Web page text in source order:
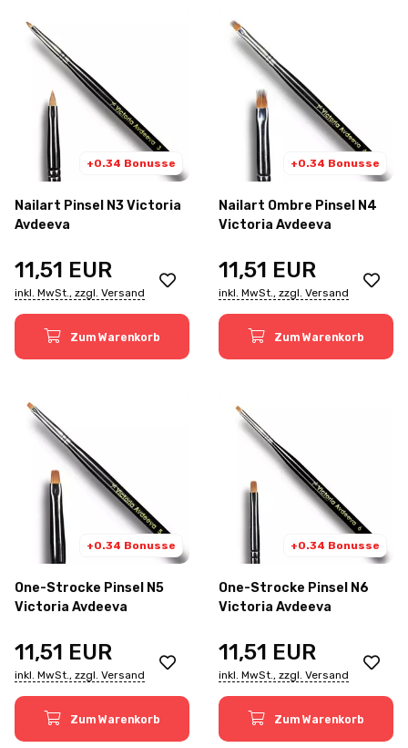
+0.34 Bonusse
Nailart Pinsel N3 Victoria
Avdeeva
11,51 EUR
inkl. MwSt., zzgl. Versand
Zum Warenkorb
+0.34 Bonusse
Nailart Ombre Pinsel N4
Victoria Avdeeva
11,51 EUR
inkl. MwSt., zzgl. Versand
Zum Warenkorb
+0.34 Bonusse
One-Strocke Pinsel N5
Victoria Avdeeva
11,51 EUR
inkl. MwSt., zzgl. Versand
Zum Warenkorb
+0.34 Bonusse
One-Strocke Pinsel N6
Victoria Avdeeva
11,51 EUR
inkl. MwSt., zzgl. Versand
Zum Warenkorb